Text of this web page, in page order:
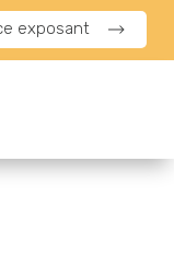
exposant